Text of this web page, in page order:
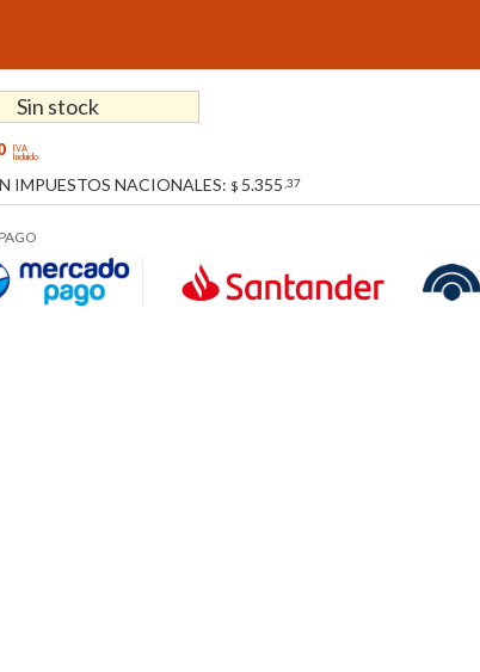
Sin stock
IVA
Incluido
IMPUESTOS NACIONALES: $ 5.355 ,37